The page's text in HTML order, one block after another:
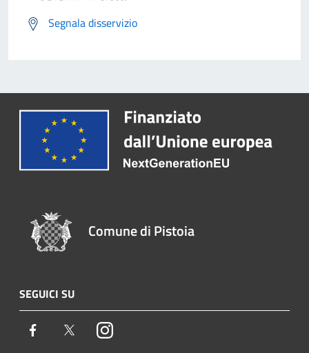
Segnala disservizio
Comune di Pistoia
SEGUICI SU
Facebook TwitterInstagram